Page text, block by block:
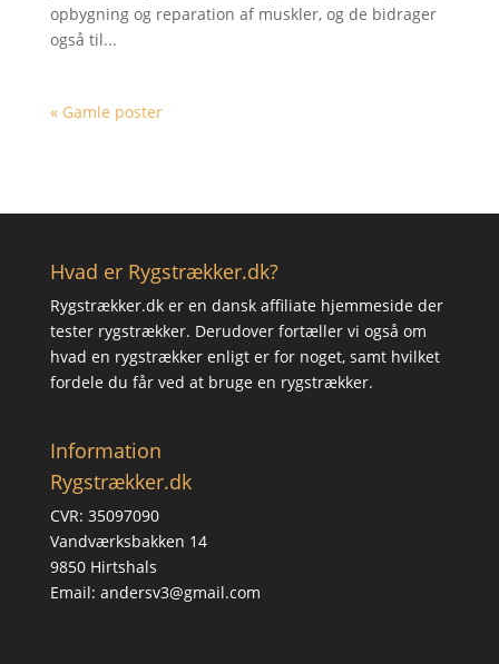
opbygning og reparation af muskler, og de bidrager
også til...
« Gamle poster
Hvad er Rygstrækker.dk?
Rygstrækker.dk er en dansk affiliate hjemmeside der
tester rygstrækker. Derudover fortæller vi også om
hvad en rygstrækker enligt er for noget, samt hvilket
fordele du får ved at bruge en rygstrækker.
Information
Rygstrækker.dk
CVR: 35097090
Vandværksbakken 14
9850 Hirtshals
Email: andersv3@gmail.com